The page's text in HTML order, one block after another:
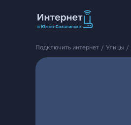
Подключить интернет / Улицы /